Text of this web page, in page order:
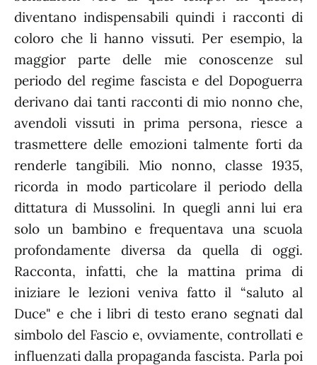
diventano indispensabili quindi i racconti di
coloro che li hanno vissuti. Per esempio, la
maggior parte delle mie conoscenze sul
periodo del regime fascista e del Dopoguerra
derivano dai tanti racconti di mio nonno che,
avendoli vissuti in prima persona, riesce a
trasmettere delle emozioni talmente forti da
renderle tangibili. Mio nonno, classe 1935,
ricorda in modo particolare il periodo della
dittatura di Mussolini. In quegli anni lui era
solo un bambino e frequentava una scuola
profondamente diversa da quella di oggi.
Racconta, infatti, che la mattina prima di
iniziare le lezioni veniva fatto il “saluto al
Duce" e che i libri di testo erano segnati dal
simbolo del Fascio e, ovviamente, controllati e
influenzati dalla propaganda fascista. Parla poi